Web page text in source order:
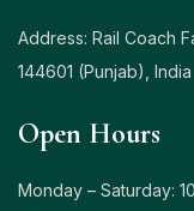
Address: Rail Coach
144601 (Punjab), India
Open Hours
Monday – Saturday: